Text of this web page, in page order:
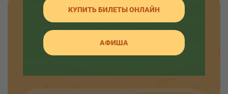
Узнавайте новости
Оставьте свой емайл, чтобы узнавать первыми
о премьерах спектаклей, наших проектах и
КУПИТЬ БИЛЕТЫ ОНЛАЙН
АФИША